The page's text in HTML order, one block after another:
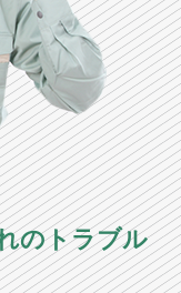
のトラブル